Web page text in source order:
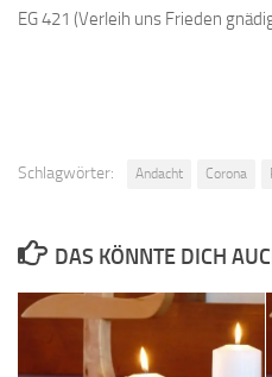
EG 421 (Verleih uns Frieden
Schlagwörter: Andacht Corona
DAS KÖNNTE DICH